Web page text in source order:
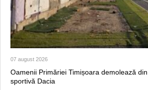
07 august 2026
Oamenii Primăriei Timișoara demolează
sportivă Dacia